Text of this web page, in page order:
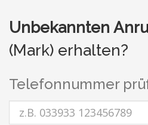
Unbekannten
(Mark) erhalten?
Telefonnummer